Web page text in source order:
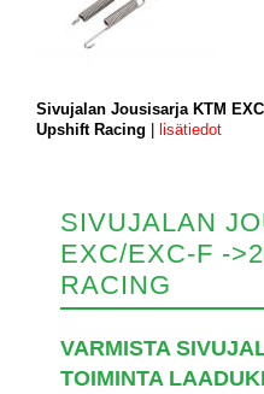
Sivujalan Jousisarja KTM
Upshift Racing
lisätiedot
SIVUJALAN
EXC/EXC-F -
RACING
VARMISTA
TOIMINTA